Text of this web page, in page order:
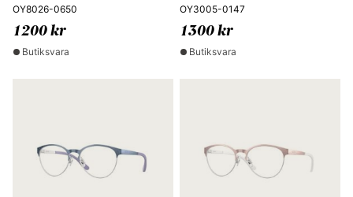
OY8026-0650
1200 kr
Butiksvara
OY3005-0147
1300 kr
Butiksvara